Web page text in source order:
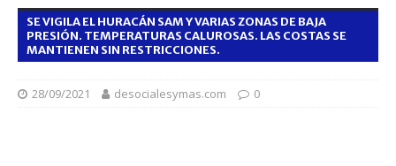
SE VIGILA EL HURACÁN SAM Y VARIAS ZONAS DE BAJA
PRESIÓN. TEMPERATURAS CALUROSAS. LAS COSTAS SE
MANTIENEN SIN RESTRICCIONES.
28/09/2021 desocialesymas.com 0